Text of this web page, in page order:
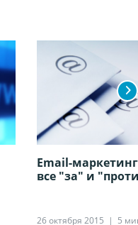
Email-
все "за" и
26 октября 2015 5